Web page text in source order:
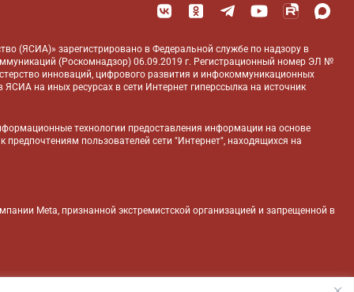
(ЯСИА)» зарегистрировано в Федеральной службе по надзору в
(Роскомнадзор) 06.09.2019 г. Регистрационный номер ЭЛ №
инноваций, цифрового развития и инфокоммуникационных
на иных ресурсах в сети Интернет гиперссылка на источник
технологии предоставления информации на основе
предпочтениям пользователей сети "Интернет", находящихся на
Meta, признанной экстремистской организацией и запрещенной в